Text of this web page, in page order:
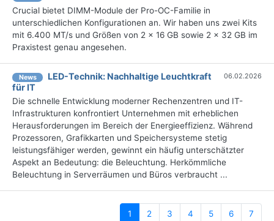
Crucial bietet DIMM-Module der Pro-OC-Familie in
unterschiedlichen Konfigurationen an. Wir haben uns zwei Kits
mit 6.400 MT/s und Größen von 2 x 16 GB sowie 2 x 32 GB im
Praxistest genau angesehen.
News
LED-Technik: Nachhaltige Leuchtkraft
für IT
06.02.2026
Die schnelle Entwicklung moderner Rechenzentren und IT-
Infrastrukturen konfrontiert Unternehmen mit erheblichen
Herausforderungen im Bereich der Energieeffizienz. Während
Prozessoren, Grafikkarten und Speichersysteme stetig
leistungsfähiger werden, gewinnt ein häufig unterschätzter
Aspekt an Bedeutung: die Beleuchtung. Herkömmliche
Beleuchtung in Serverräumen und Büros verbraucht ...
1 (current)
2 3 4 5 6 7